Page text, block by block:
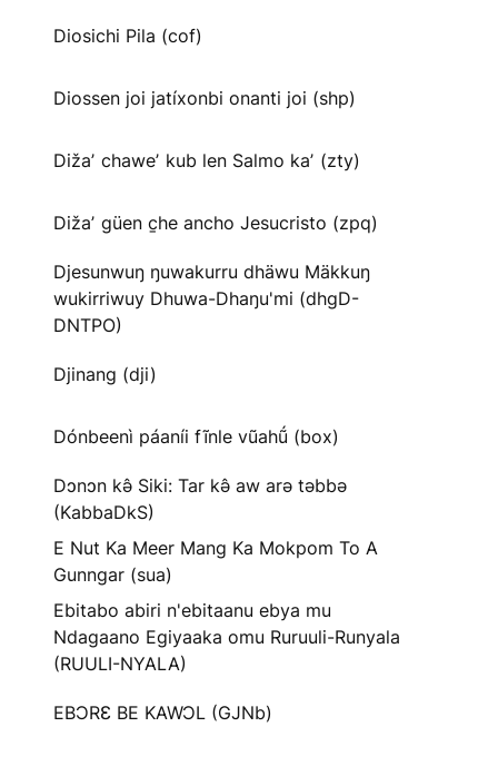
Diosichi Pila (cof)
Diossen joi jatíxonbi onanti joi (shp)
Dižaʼ chaweʼ kub len Salmo kaʼ (zty)
Dižaʼ güen c̱he ancho Jesucristo (zpq)
Djesunwuŋ ŋuwakurru dhäwu Mäkkuŋ
wukirriwuy Dhuwa-Dhaŋu'mi (dhgD-
DNTPO)
Djinang (dji)
Dónbeenì páaníi fĩnle vũahṹ (box)
Dɔnɔn kə̂ Siki: Tar kə̂ aw arə təbbə
(KabbaDkS)
E Nut Ka Meer Mang Ka Mokpom To A
Gunngar (sua)
Ebitabo abiri n'ebitaanu ebya mu
Ndagaano Egiyaaka omu Ruruuli-Runyala
(RUULI-NYALA)
EBƆRƐ BE KAWƆL (GJNb)